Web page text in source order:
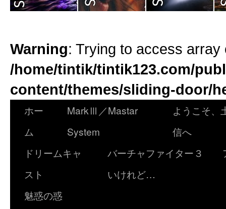
Warning: Trying to access array
/home/tintik/tintik123.com/
content/themes/sliding-door/
ホー
ム
MarkⅢ／Mastar
System
ようこそ、
信へ
ドリームキャ
スト
バーチャファイター３
いけれど…
魅惑の惑